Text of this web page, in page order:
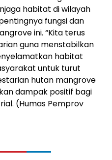
habitat di wilayah
fungsi dan
ini. “Kita terus
guna menstabilkan
habitat
untuk turut
hutan mangrove
dampak positif bagi
(Humas Pemprov